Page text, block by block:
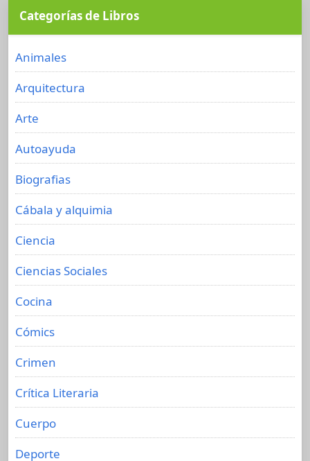
Categorías de Libros
Animales
Arquitectura
Arte
Autoayuda
Biografias
Cábala y alquimia
Ciencia
Ciencias Sociales
Cocina
Cómics
Crimen
Crítica Literaria
Cuerpo
Deporte